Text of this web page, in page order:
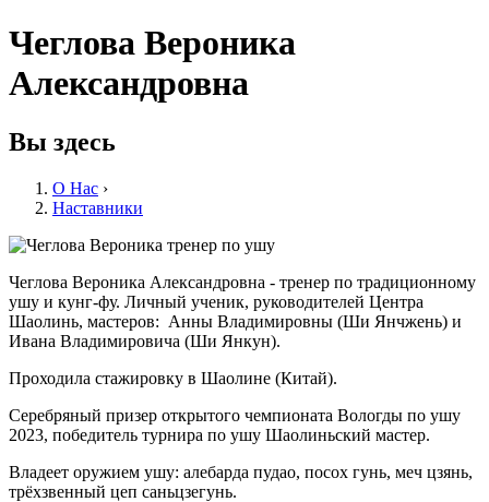
Чеглова Вероника
Александровна
Вы здесь
O Нас ›
Наставники
Чеглова Вероника Александровна - тренер по традиционному
ушу и кунг-фу. Личный ученик, руководителей Центра
Шаолинь, мастеров: Анны Владимировны (Ши Янчжень) и
Ивана Владимировича (Ши Янкун).
Проходила стажировку в Шаолине (Китай).
Серебряный призер открытого чемпионата Вологды по ушу
2023, победитель турнира по ушу Шаолиньский мастер.
Владеет оружием ушу: алебарда пудао, посох гунь, меч цзянь,
трёхзвенный цеп саньцзегунь.